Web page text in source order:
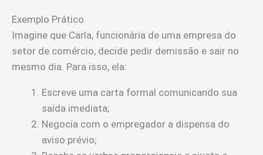
Exemplo Prático
Imagine que Carla, funcionária de uma empresa do
setor de comércio, decide pedir demissão e sair no
mesmo dia. Para isso, ela:
Escreve uma carta formal comunicando sua
saída imediata;
Negocia com o empregador a dispensa do
aviso prévio;